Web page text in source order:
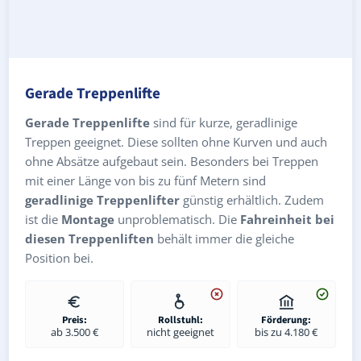
Gerade Treppenlifte
Gerade Treppenlifte sind für kurze, geradlinige
Treppen geeignet. Diese sollten ohne Kurven und auch
ohne Absätze aufgebaut sein. Besonders bei Treppen
mit einer Länge von bis zu fünf Metern sind
geradlinige Treppenlifter günstig erhältlich. Zudem
ist die Montage unproblematisch. Die Fahreinheit bei
diesen Treppenliften behält immer die gleiche
Position bei.
Preis:
ab 3.500 €
Rollstuhl:
nicht geeignet
Förderung:
bis zu 4.180 €